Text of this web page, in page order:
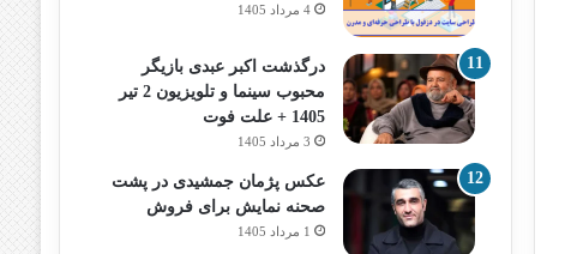
4 مرداد 1405
درگذشت اکبر عبدی بازیگر
محبوب سینما و تلویزیون 2 تیر
1405 + علت فوت
3 مرداد 1405
عکس پژمان جمشیدی در پشت
صحنه نمایش برای فروش
1 مرداد 1405